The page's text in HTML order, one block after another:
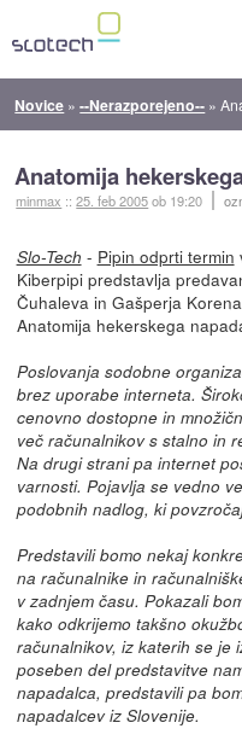
Novice »--Nerazporejeno-- »
Anatomija
minmax ::25. feb 2005ob 19:20
Slo-Tech - Pipin odprti termin
Kiberpipi predstavlja
Čuhaleva in Gašperja
Anatomija hekerskega
Poslovanja sodobne
brez uporabe interneta.
cenovno dostopne in
več računalnikov s stalno in
Na drugi strani pa internet
varnosti. Pojavlja se vedno
podobnih nadlog, ki
Predstavili bomo nekaj
na računalnike in
v zadnjem času. Pokazali
kako odkrijemo takšno
računalnikov, iz katerih se je
poseben del predstavitve
napadalca, predstavili pa
napadalcev iz Slovenije.